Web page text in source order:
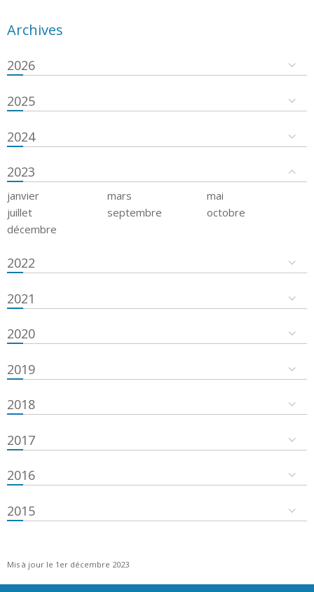
Archives
2026
2025
2024
2023
janvier mars
mai
juillet
septembre
octobre
décembre
2022
2021
2020
2019
2018
2017
2016
2015
Mis à jour le 1er décembre 2023